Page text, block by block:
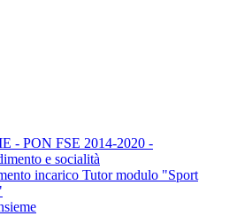
- PON FSE 2014-2020 -
e socialità
incarico Tutor modulo "Sport